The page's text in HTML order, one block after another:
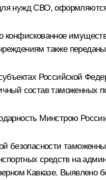
нужд СВО,
конфискованное
также
Российской
состав таможенных
Минстрою
безопасности
средств на
Кавказе.